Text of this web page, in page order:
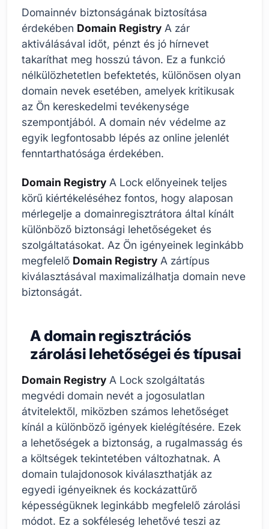
Domainnév biztonságának biztosítása
érdekében Domain Registry A zár
aktiválásával időt, pénzt és jó hírnevet
takaríthat meg hosszú távon. Ez a funkció
nélkülözhetetlen befektetés, különösen olyan
domain nevek esetében, amelyek kritikusak
az Ön kereskedelmi tevékenysége
szempontjából. A domain név védelme az
egyik legfontosabb lépés az online jelenlét
fenntarthatósága érdekében.
Domain Registry A Lock előnyeinek teljes
körű kiértékeléséhez fontos, hogy alaposan
mérlegelje a domainregisztrátora által kínált
különböző biztonsági lehetőségeket és
szolgáltatásokat. Az Ön igényeinek leginkább
megfelelő Domain Registry A zártípus
kiválasztásával maximalizálhatja domain neve
biztonságát.
A domain regisztrációs
zárolási lehetőségei és típusai
Domain Registry A Lock szolgáltatás
megvédi domain nevét a jogosulatlan
átvitelektől, miközben számos lehetőséget
kínál a különböző igények kielégítésére. Ezek
a lehetőségek a biztonság, a rugalmasság és
a költségek tekintetében változhatnak. A
domain tulajdonosok kiválaszthatják az
egyedi igényeiknek és kockázattűrő
képességüknek leginkább megfelelő zárolási
módot. Ez a sokféleség lehetővé teszi az